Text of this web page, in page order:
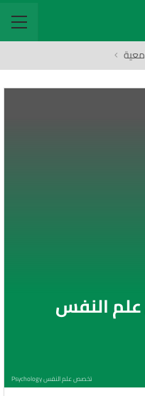
النفس
تخصص علم النفس Psychology